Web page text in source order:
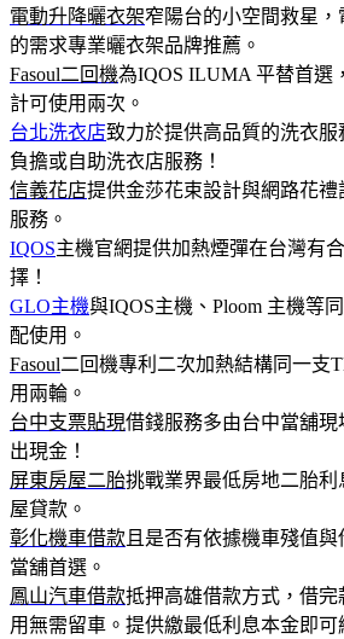
電動升降曬衣架窄陽台的小空間救星
的需求專業曬衣架品牌推薦。
Fasoul二回機為IQOS ILUMA 平替首選
計可使用兩次。
台北洗衣店致力於提供高品質的洗衣
負擔或自助洗衣店服務！
信義花店提供金莎花束設計與網路花
服務。
IQOS主機官網提供加熱煙彈在台灣有
擇！
GLO主機與IQOS主機、Ploom 主機等
配使用。
Fasoul二回機專利二次加熱結構同一支
用兩輪。
台中支票貼現借錢服務多由台中當舖
出現金！
屏東房屋二胎挑戰業界最低房地二胎
屋貸款。
彰化機車借款 且是否有依據機車殘值
當舖首選。
鳳山汽車借款抵押高雄借款方式，借
用無需留車。提供繳最低利息本金即可